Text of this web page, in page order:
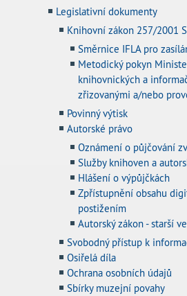
Legislativní dokumenty
Knihovní zákon 257/2001
Směrnice IFLA pro
Metodický pokyn
knihovnických a
zřizovanými a/nebo
Povinný výtisk
Autorské právo
Oznámení o půjčování
Služby knihoven a
Hlášení o výpůjčkách
Zpřístupnění obsahu
postižením
Autorský zákon - starší
Svobodný přístup k
Osiřelá díla
Ochrana osobních údajů
Sbírky muzejní povahy